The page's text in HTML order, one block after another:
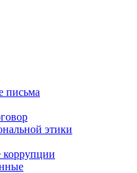
письма
этики
коррупции